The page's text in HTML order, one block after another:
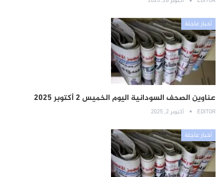
أخبار عاجلة
عناوين الصحف السودانية اليوم الخميس 2 أكتوبر 2025
EDITOR أكتوبر 2, 2025
أخبار عاجلة